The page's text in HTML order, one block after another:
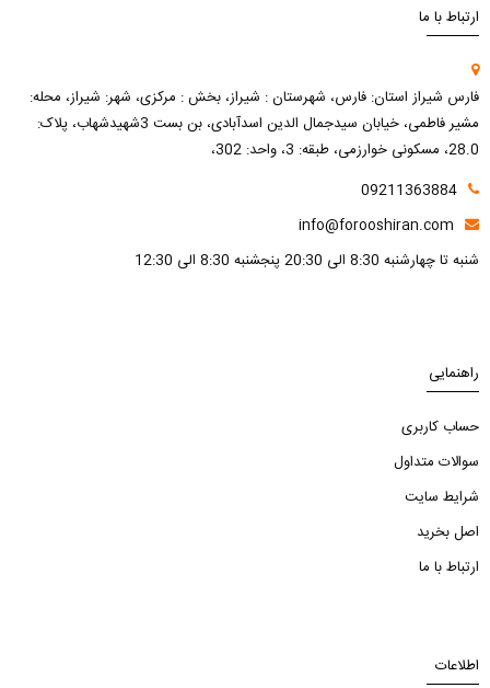
ارتباط با ما
فارس شیراز استان: فارس، شهرستان : شیراز، بخش : مرکزی، شهر: شیراز، محله:
مشیر فاطمی، خیابان سیدجمال الدین اسدآبادی، بن بست 3شهیدشهاب، پلاک:
28.0، مسکونی خوارزمی، طبقه: 3، واحد: 302،
09211363884
info@forooshiran.com
شنبه تا چهارشنبه 8:30 الی 20:30 پنجشنبه 8:30 الی 12:30
راهنمایی
حساب کاربری
سوالات متداول
شرایط سایت
اصل بخرید
ارتباط با ما
اطلاعات